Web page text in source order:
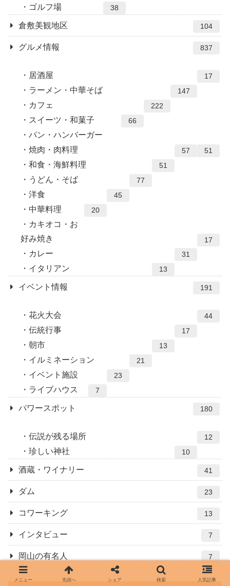
ゴルフ場 38
倉敷美観地区 104
グルメ情報 837
居酒屋 17
ラーメン・中華そば 147
カフェ 222
スイーツ・和菓子 66
パン・ハンバーガー
51
焼肉・肉料理 57
和食・海鮮料理 51
うどん・そば 77
洋食 45
中華料理 20
カキオコ・お
好み焼き
17
カレー 31
イタリアン 13
イベント情報 191
花火大会 44
伝統行事 17
朝市 13
イルミネーション 21
イベント施設 23
ライブハウス 7
パワースポット 180
伝説が残る場所 12
珍しい神社 10
酒蔵・ワイナリー 41
ダム 23
コワーキング 13
インタビュー 7
岡山の有名人 7
メニュー 先頭へ シェア 検索 人気記事